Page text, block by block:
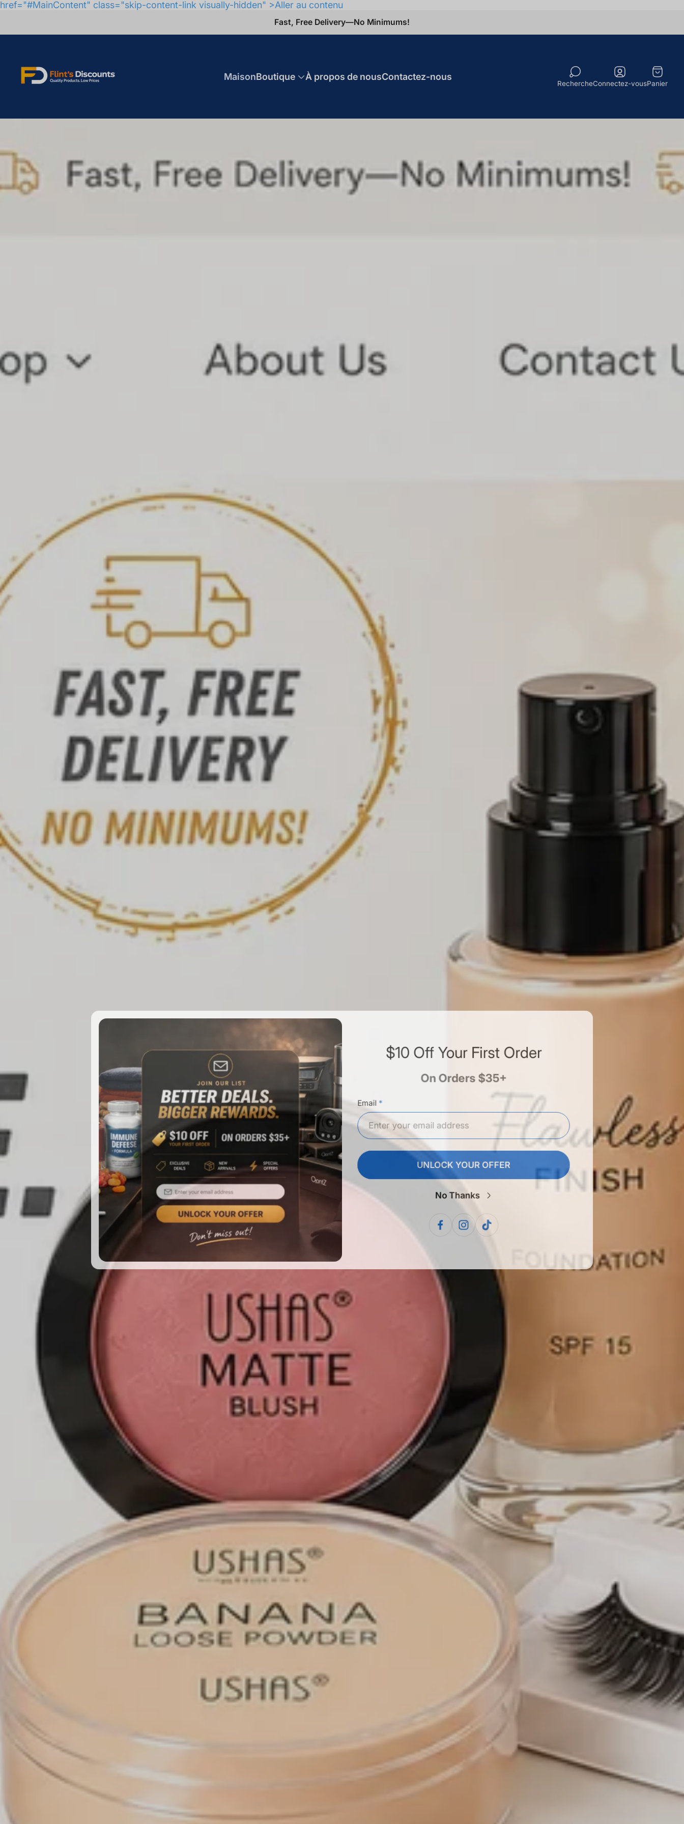
href="#MainContent" class="skip-content-link visually-hidden" >Aller au contenu
Fast, Free Delivery—No Minimums!
magasin"
MaisonBoutique À propos de nousContactez-nous
RechercheConnectez-vous
Tiroir
du
Panier
$10 Off Your First Order
On Orders $35+
Email
UNLOCK YOUR OFFER
No Thanks